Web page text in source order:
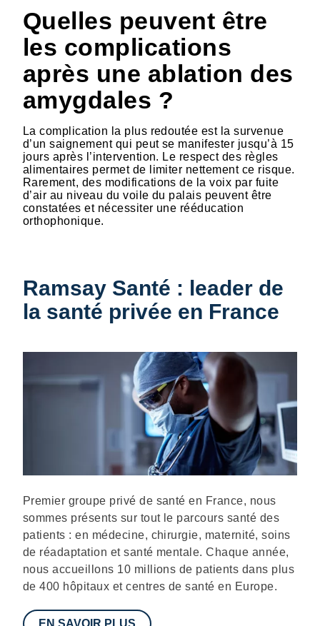
Quelles peuvent être
les complications
après une ablation des
amygdales ?
La complication la plus redoutée est la survenue
d’un saignement qui peut se manifester jusqu’à 15
jours après l’intervention. Le respect des règles
alimentaires permet de limiter nettement ce risque.
Rarement, des modifications de la voix par fuite
d’air au niveau du voile du palais peuvent être
constatées et nécessiter une rééducation
orthophonique.
Ramsay Santé : leader de
la santé privée en France
Description
Premier groupe privé de santé en France, nous
sommes présents sur tout le parcours santé des
patients : en médecine, chirurgie, maternité, soins
de réadaptation et santé mentale. Chaque année,
nous accueillons 10 millions de patients dans plus
de 400 hôpitaux et centres de santé en Europe.
EN SAVOIR PLUS